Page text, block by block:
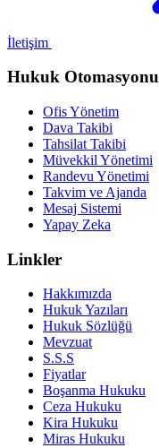
İletişim
Hukuk Otomasyonu
Ofis Yönetim
Dava Takibi
Tahsilat Takibi
Müvekkil Yönetimi
Randevu Yönetimi
Takvim ve Ajanda
Mesaj Sistemi
Yapay Zeka
Linkler
Hakkımızda
Hukuk Yazıları
Hukuk Sözlüğü
Mevzuat
S.S.S
Fiyatlar
Boşanma Hukuku
Ceza Hukuku
Kira Hukuku
Miras Hukuku